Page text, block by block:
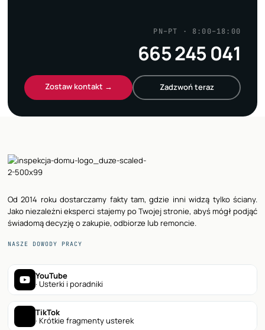
PN–PT · 8:00–18:00
665 245 041
Zostaw kontakt → Zadzwoń teraz
Od 2014 roku dostarczamy fakty tam, gdzie inni widzą tylko ściany.
Jako niezależni eksperci stajemy po Twojej stronie, abyś mógł podjąć
świadomą decyzję o zakupie, odbiorze lub remoncie.
NASZE DOWODY PRACY
YouTube
· Usterki i poradniki
TikTok
· Krótkie fragmenty usterek